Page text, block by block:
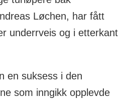
Løchen, har fått
underrveis og i etterkant
en suksess i den
som inngikk opplevde